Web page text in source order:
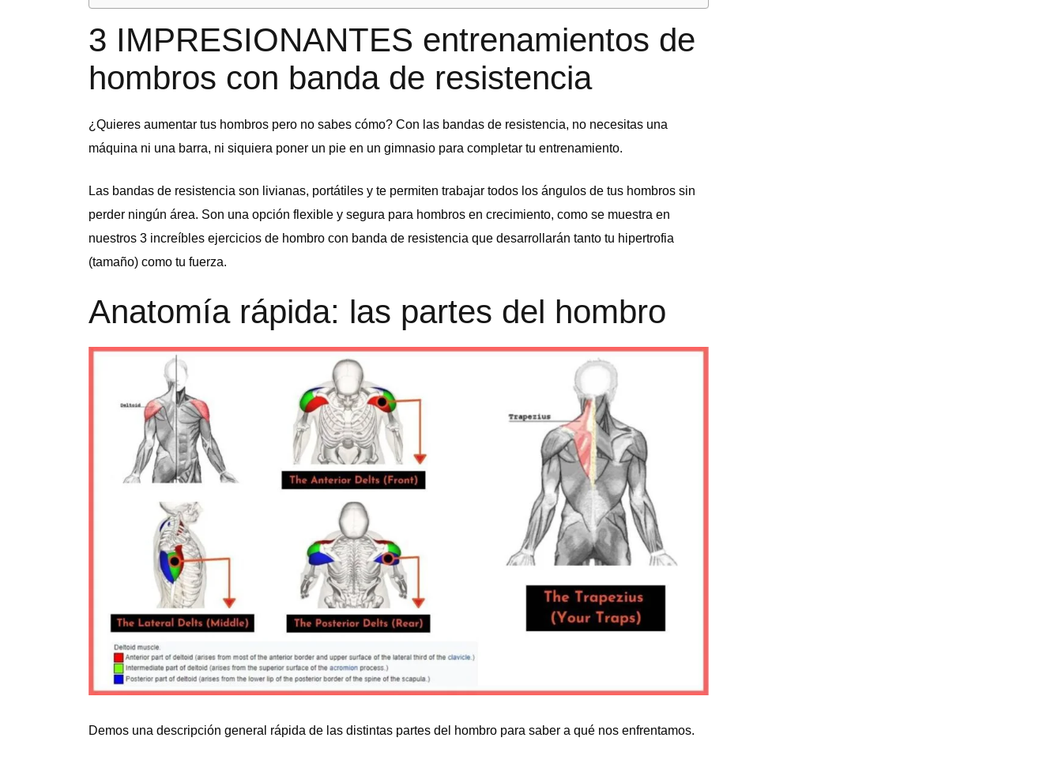
3 IMPRESIONANTES entrenamientos de
hombros con banda de resistencia
¿Quieres aumentar tus hombros pero no sabes cómo? Con las bandas de resistencia, no necesitas una
máquina ni una barra, ni siquiera poner un pie en un gimnasio para completar tu entrenamiento.
Las bandas de resistencia son livianas, portátiles y te permiten trabajar todos los ángulos de tus hombros sin
perder ningún área. Son una opción flexible y segura para hombros en crecimiento, como se muestra en
nuestros 3 increíbles ejercicios de hombro con banda de resistencia que desarrollarán tanto tu hipertrofia
(tamaño) como tu fuerza.
Anatomía rápida: las partes del hombro
Demos una descripción general rápida de las distintas partes del hombro para saber a qué nos enfrentamos.